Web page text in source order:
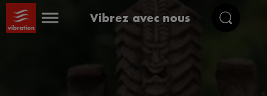
Vibrez avec nous